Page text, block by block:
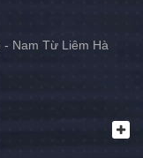
Nam Từ Liêm Hà